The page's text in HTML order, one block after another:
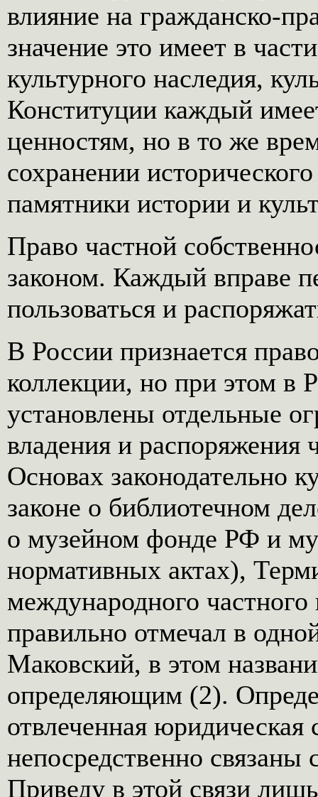
влияние на гражданско-
значение это имеет в
культурного наследия,
Конституции каждый
ценностям, но в то же
сохранении
памятники истории и
Право частной
законом. Каждый вправе
пользоваться и
В России признается
коллекции, но при этом в
установлены отдельные
владения и распоряжения
Основах законодательно
законе о библиотечном
о музейном фонде РФ и
нормативных актах),
международного
правильно отмечал в
Маковский, в этом
определяющим (2).
отвлеченная юридическая
непосредственно
Приведу в этой связи